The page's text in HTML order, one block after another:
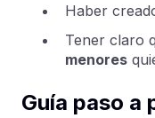
Haber
Tener claro
menores
Guía paso a